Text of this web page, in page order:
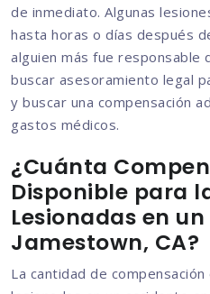
de inmediato. Algunas
hasta horas o días después
alguien más fue responsable
buscar asesoramiento legal
y buscar una compensación
gastos médicos.
¿Cuánta
Disponible para
Lesionadas en
Jamestown, CA?
La cantidad de